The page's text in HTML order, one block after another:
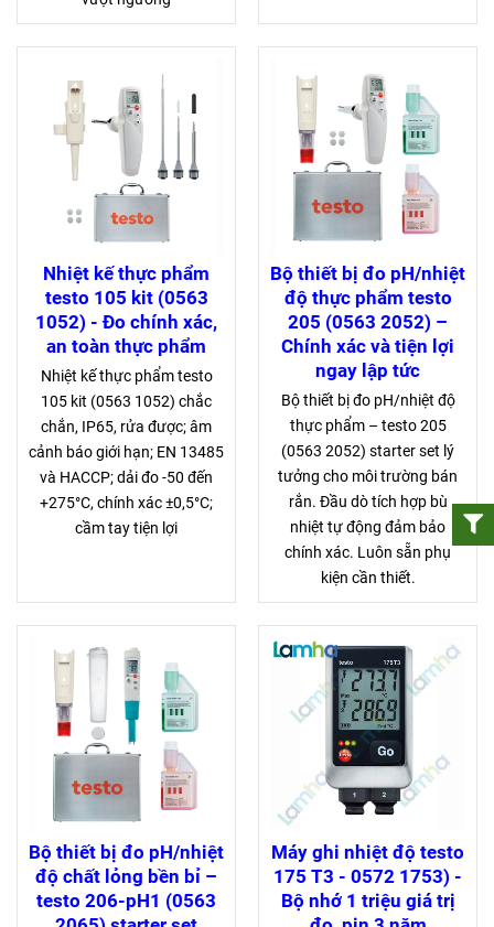
Nhiệt kế thực phẩm
testo 105 kit (0563
1052) - Đo chính xác,
an toàn thực phẩm
Nhiệt kế thực phẩm testo
105 kit (0563 1052) chắc
chắn, IP65, rửa được; âm
cảnh báo giới hạn; EN 13485
và HACCP; dải đo -50 đến
+275°C, chính xác ±0,5°C;
cầm tay tiện lợi
Bộ thiết bị đo pH/nhiệt
độ thực phẩm testo
205 (0563 2052) –
Chính xác và tiện lợi
ngay lập tức
Bộ thiết bị đo pH/nhiệt độ
thực phẩm – testo 205
(0563 2052) starter set lý
tưởng cho môi trường bán
rắn. Đầu dò tích hợp bù
nhiệt tự động đảm bảo
chính xác. Luôn sẵn phụ
kiện cần thiết.
Bộ thiết bị đo pH/nhiệt
độ chất lỏng bền bỉ –
testo 206-pH1 (0563
Máy ghi nhiệt độ testo
175 T3 - 0572 1753) -
Bộ nhớ 1 triệu giá trị